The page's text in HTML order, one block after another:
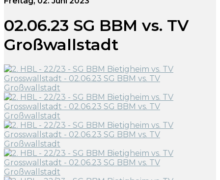
02.06.23 SG BBM vs. TV
Großwallstadt